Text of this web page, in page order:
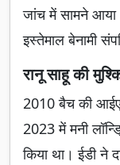
जांच में सामने
इस्तेमाल बेनामी
रानू साहू की
2010 बैच की
2023 में मनी
किया था। ईडी ने